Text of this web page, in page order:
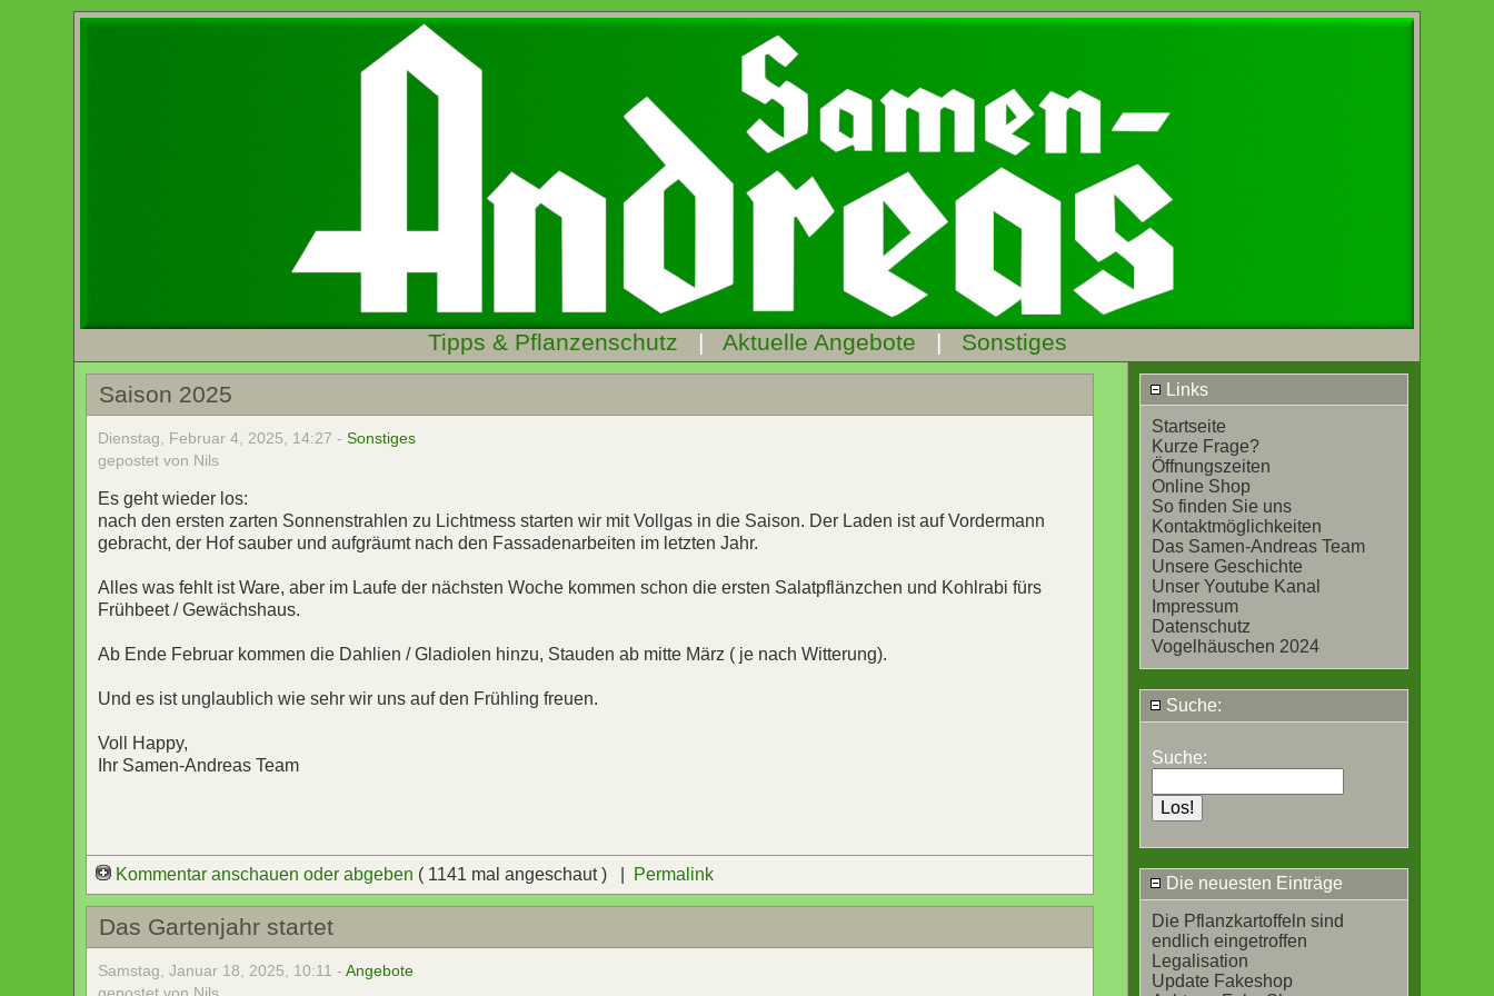
Tipps & Pflanzenschutz | Aktuelle Angebote | Sonstiges
Links
Startseite
Kurze Frage?
Öffnungszeiten
Online Shop
So finden Sie uns
Kontaktmöglichkeiten
Das Samen-Andreas Team
Unsere Geschichte
Unser Youtube Kanal
Impressum
Datenschutz
Vogelhäuschen 2024
Suche:
Suche:
Die neuesten Einträge
Die Pflanzkartoffeln sind
endlich eingetroffen
Legalisation
Update Fakeshop
Saison 2025
Dienstag, Februar 4, 2025, 14:27 -Sonstiges
gepostet von Nils
Es geht wieder los:
nach den ersten zarten Sonnenstrahlen zu Lichtmess starten wir mit Vollgas in die Saison. Der Laden ist auf Vordermann
gebracht, der Hof sauber und aufgräumt nach den Fassadenarbeiten im letzten Jahr.
Alles was fehlt ist Ware, aber im Laufe der nächsten Woche kommen schon die ersten Salatpflänzchen und Kohlrabi fürs
Frühbeet / Gewächshaus.
Ab Ende Februar kommen die Dahlien / Gladiolen hinzu, Stauden ab mitte März ( je nach Witterung).
Und es ist unglaublich wie sehr wir uns auf den Frühling freuen.
Voll Happy,
Ihr Samen-Andreas Team
Kommentar anschauen oder abgeben ( 1141 mal angeschaut ) | Permalink
Das Gartenjahr startet
Samstag, Januar 18, 2025, 10:11 -Angebote